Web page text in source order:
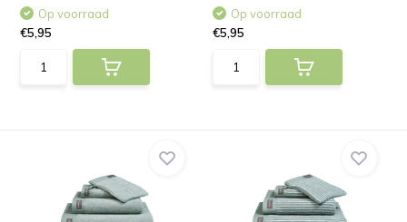
Op voorraad
€5,95
Op voorraad
€5,95